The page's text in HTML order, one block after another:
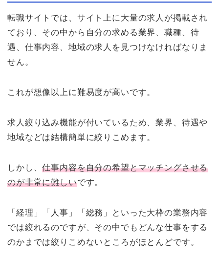
転職サイトでは、サイト上に大量の求人が掲載され
ており、その中から自分の求める業界、職種、待
遇、仕事内容、地域の求人を見つけなければなりま
せん。
これが想像以上に難易度が高いです。
求人絞り込み機能が付いているため、業界、待遇や
地域などは結構簡単に絞りこめます。
しかし、仕事内容を自分の希望とマッチングさせる
のが非常に難しいです。
「経理」「人事」「総務」といった大枠の業務内容
では絞れるのですが、その中でもどんな仕事をする
のかまでは絞りこめないところがほとんどです。